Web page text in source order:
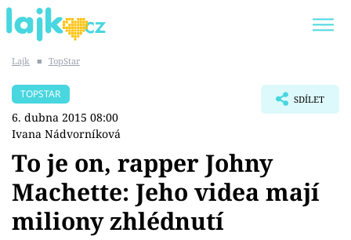
SHOPAHOLICADEL
Témata
Lajk ■ TopStar
TOPSTAR
6. dubna 2015 08:00
Ivana Nádvorníková
SDÍLET
To je on, rapper Johny
Machette: Jeho videa mají
miliony zhlédnutí